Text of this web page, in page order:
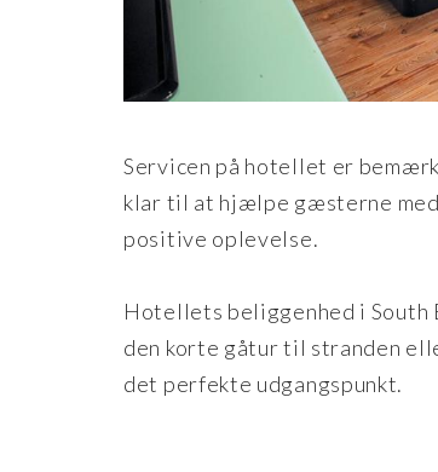
Servicen på hotellet er
klar til at hjælpe gæsterne
positive oplevelse.
Hotellets beliggenhed i South
den korte gåtur til stranden
det perfekte udgangspunkt.